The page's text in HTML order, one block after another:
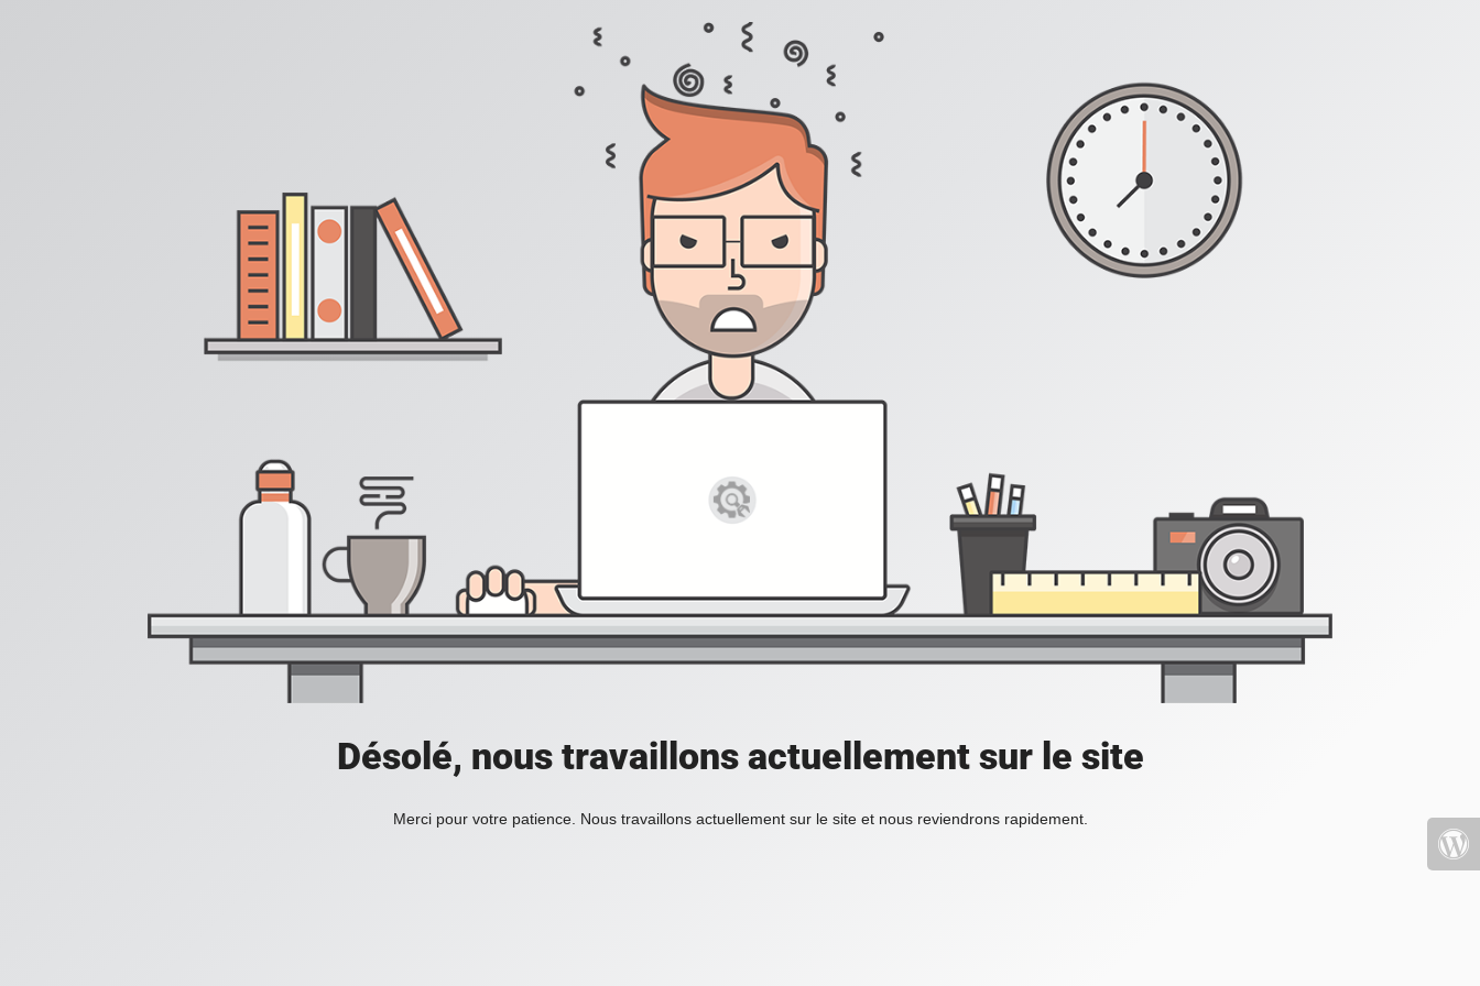
Désolé, nous travaillons actuellement sur le site
Merci pour votre patience. Nous travaillons actuellement sur le site et nous reviendrons rapidement.